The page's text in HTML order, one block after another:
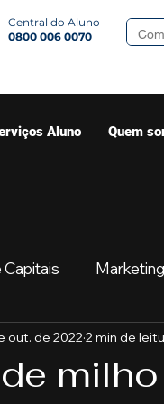
Central do Aluno
0800 006 0070
Aluno Quem
Sua comunidade
out. de 2022 2 min de